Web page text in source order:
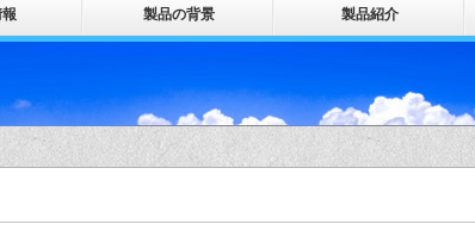
製品の背景 製品紹介